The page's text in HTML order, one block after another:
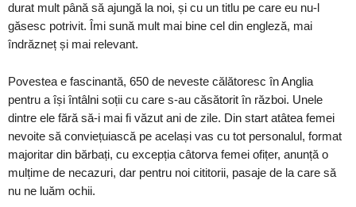
durat mult până să ajungă la noi, și cu un titlu pe care eu nu-l
găsesc potrivit. Îmi sună mult mai bine cel din engleză, mai
îndrăzneț și mai relevant.
Povestea e fascinantă, 650 de neveste călătoresc în Anglia
pentru a își întâlni soții cu care s-au căsătorit în război. Unele
dintre ele fără să-i mai fi văzut ani de zile. Din start atâtea femei
nevoite să conviețuiască pe același vas cu tot personalul, format
majoritar din bărbați, cu excepția câtorva femei ofițer, anunță o
mulțime de necazuri, dar pentru noi cititorii, pasaje de la care să
nu ne luăm ochii.